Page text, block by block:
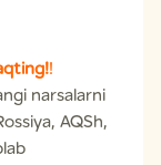
!
narsalarni
AQSh,